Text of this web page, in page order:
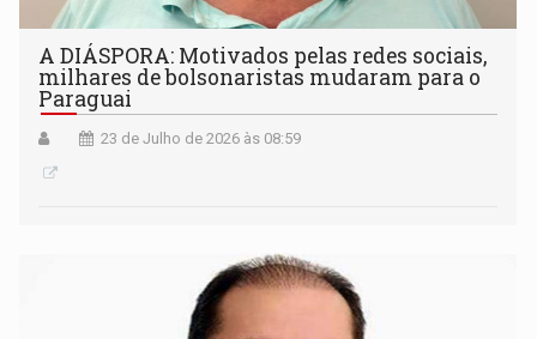
A DIÁSPORA: Motivados pelas redes sociais,
milhares de bolsonaristas mudaram para o
Paraguai
23 de Julho de 2026 às 08:59